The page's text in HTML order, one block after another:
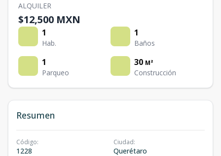
ALQUILER
$12,500 MXN
1
Hab.
1
Baños
1
Parqueo
30 M²
Construcción
Resumen
Código:
1228
Ciudad:
Querétaro